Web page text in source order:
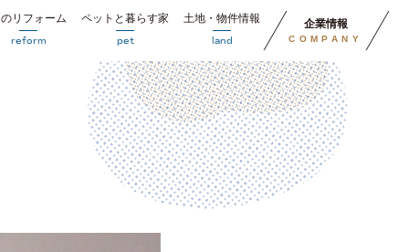
リフォーム
reform
ペットと暮らす家
pet
土地・物件情報
land
企業情報
COMPANY